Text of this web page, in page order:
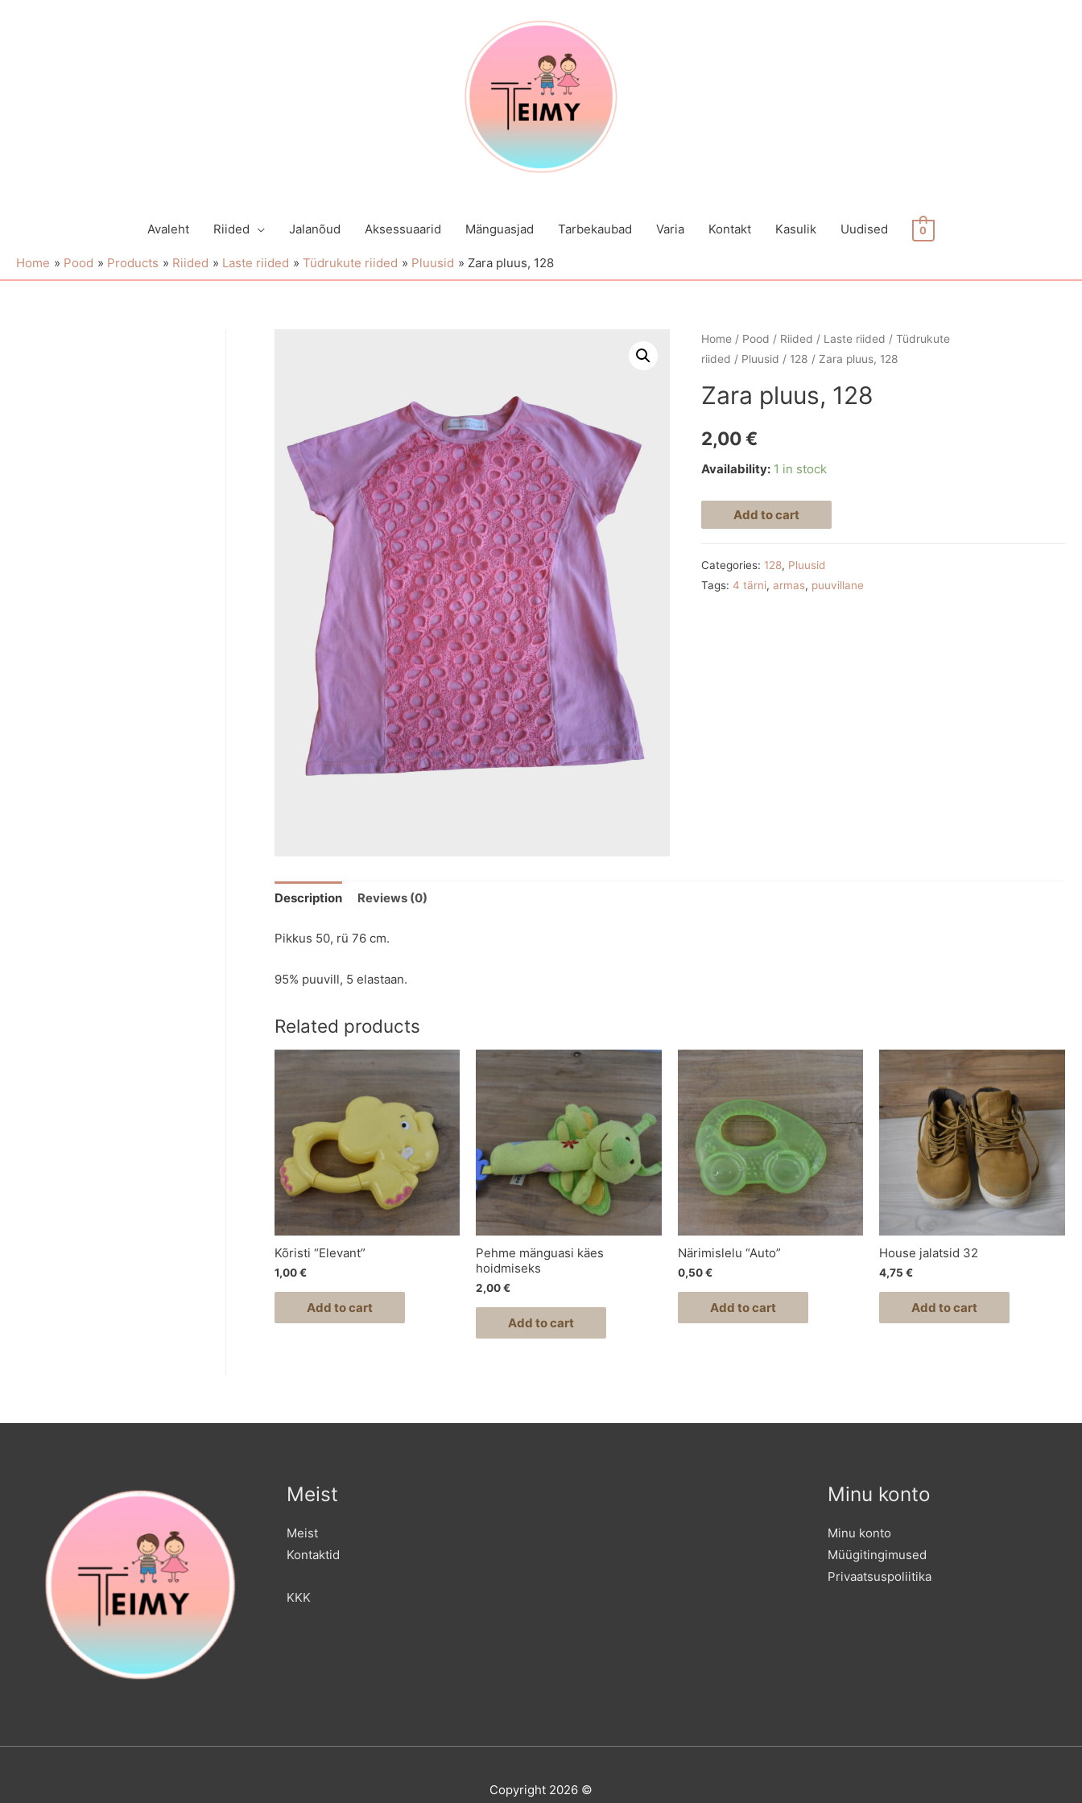
Avaleht Riided Jalanõud Aksessuaarid Mänguasjad Tarbekaubad Varia Kontakt Kasulik Uudised 0
Home Pood Products Riided Laste riided Tüdrukute riided Pluusid Zara pluus, 128
Home / Pood / Riided / Laste riided /Tüdrukute
riided / Pluusid / 128 / Zara pluus, 128
Zara pluus, 128
2,00€
Availability: 1 in stock
Add to cart
Categories:128, Pluusid
Tags:4 tärni,armas, puuvillane
Description Reviews (0)
Pikkus 50, rü 76 cm.
95% puuvill, 5 elastaan.
Related products
Kõristi “Elevant”
1,00€
Add to cart
Pehme mänguasi käes
hoidmiseks
2,00€
Add to cart
Närimislelu “Auto”
0,50€
Add to cart
House jalatsid 32
4,75€
Add to cart
Meist
Meist
Kontaktid
KKK
Minu konto
Minu konto
Müügitingimused
Privaatsuspoliitika
Copyright 2026 ©